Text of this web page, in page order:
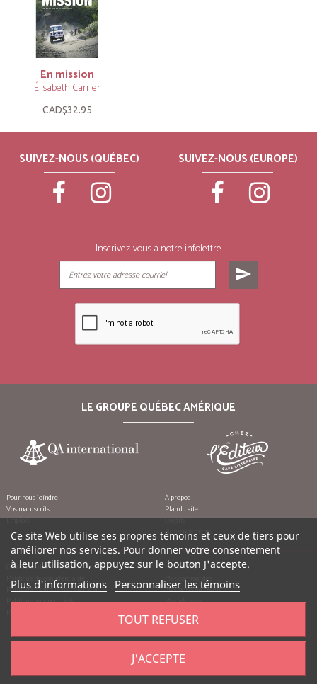
En mission
Élisabeth Carrier
CAD$32.95
SUIVEZ-NOUS (QUÉBEC) SUIVEZ-NOUS (EUROPE)
Inscrivez-vous à notre infolettre
send
LE GROUPE QUÉBEC AMÉRIQUE
Pour nous joindre
Vos manuscrits
Emplois
À propos
Plan du site
Crédits
Remerciements
Conditions d’utilisation
Politique de confidentialité
Politique contre le harcèlement
Politique anti-pourriels
Mon compte
Mes commandes
Mes notes de crédit
Mes adresses
Mes bons de réduction
Ce site Web utilise ses propres témoins et ceux de tiers pour
améliorer nos services. Pour donner votre consentement
à leur utilisation, appuyez sur le bouton J'accepte.
Plus d'informations Personnaliser les témoins
TOUT REFUSER
J'ACCEPTE
Québec Amérique, tous droits réservés